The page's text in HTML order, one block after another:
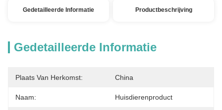
Gedetailleerde Informatie Productbeschrijving
Gedetailleerde Informatie
Plaats Van Herkomst: China
Naam: Huisdierenproduct